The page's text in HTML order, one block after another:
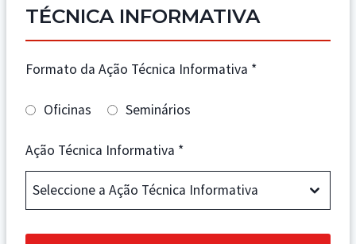
TÉCNICA INFORMATIVA
Formato da Ação Técnica Informativa *
Oficinas Seminários
Ação Técnica Informativa *
Seleccione a Ação Técnica Informativa